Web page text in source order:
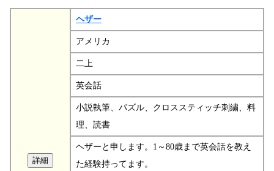
ヘザー
アメリカ
二上
英会話
小説執筆、パズル、クロススティッチ刺繍、料
理、読書
ヘザーと申します。1～80歳まで英会話を教え
た経験持ってます。